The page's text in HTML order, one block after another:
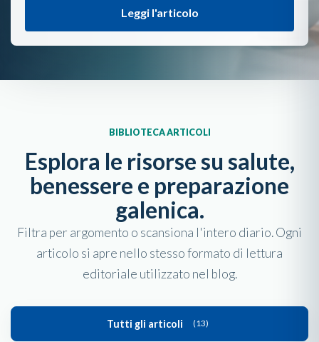
Leggi l'articolo
BIBLIOTECA ARTICOLI
Esplora le risorse su salute,
benessere e preparazione
galenica.
Filtra per argomento o scansiona l'intero diario. Ogni
articolo si apre nello stesso formato di lettura
editoriale utilizzato nel blog.
Tutti gli articoli (13)